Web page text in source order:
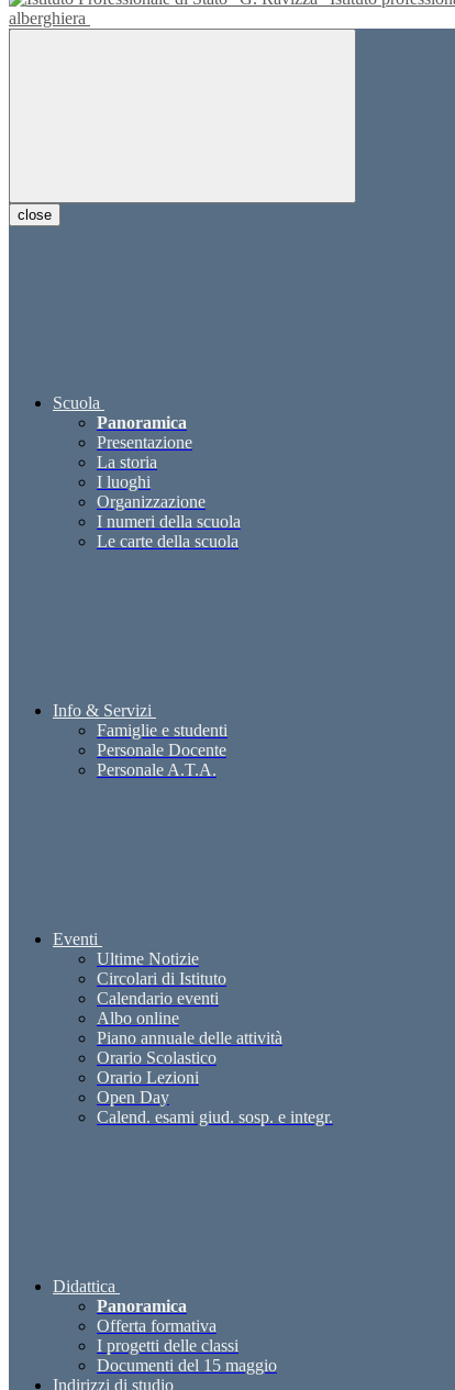
alberghiera
close
Scuola
Panoramica
Presentazione
La storia
I luoghi
Organizzazione
I numeri della scuola
Le carte della scuola
Info & Servizi
Famiglie e studenti
Personale Docente
Personale A.T.A.
Eventi
Ultime Notizie
Circolari di Istituto
Calendario eventi
Albo online
Piano annuale delle attività
Orario Scolastico
Orario Lezioni
Open Day
Calend. esami giud. sosp. e integr.
Didattica
Panoramica
Offerta formativa
I progetti delle classi
Documenti del 15 maggio
Indirizzi di studio